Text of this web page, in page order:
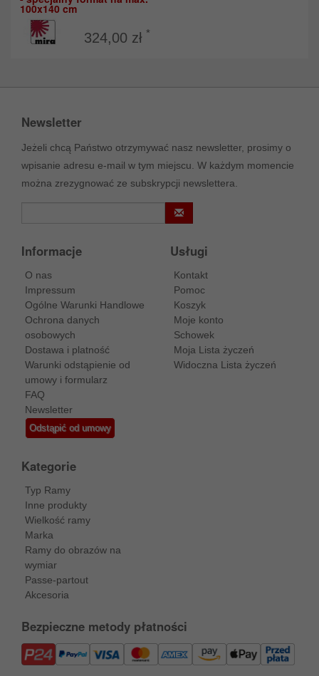
100x140 cm
324,00 zł *
Newsletter
Jeżeli chcą Państwo otrzymywać nasz newsletter, prosimy o
wpisanie adresu e-mail w tym miejscu. W każdym momencie
można zrezygnować ze subskrypcji newslettera.
Informacje
O nas
Impressum
Ogólne Warunki Handlowe
Ochrona danych
osobowych
Dostawa i platność
Warunki odstąpienie od
umowy i formularz
FAQ
Newsletter
Odstąpić od umowy
Usługi
Kontakt
Pomoc
Koszyk
Moje konto
Schowek
Moja Lista życzeń
Widoczna Lista życzeń
Kategorie
Typ Ramy
Inne produkty
Wielkość ramy
Marka
Ramy do obrazów na
wymiar
Passe-partout
Akcesoria
Bezpieczne metody płatności